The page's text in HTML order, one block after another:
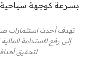
بسرعة كوجهة سياحية
تهدف أحدث استثمارات
إلى رفع الاستدامة
لتحقيق أهداف